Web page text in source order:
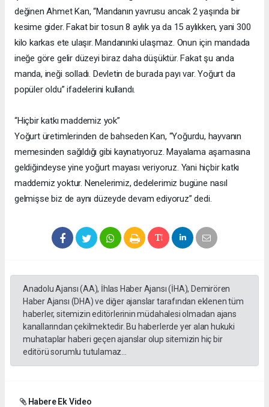
değinen Ahmet Kan, “Mandanın yavrusu ancak 2 yaşında bir
kesime gider. Fakat bir tosun 8 aylık ya da 15 aylıkken, yani 300
kilo karkas ete ulaşır. Mandanınki ulaşmaz. Onun için mandada
ineğe göre gelir düzeyi biraz daha düşüktür. Fakat şu anda
manda, ineği solladı. Devletin de burada payı var. Yoğurt da
popüler oldu” ifadelerini kullandı.
“Hiçbir katkı maddemiz yok”
Yoğurt üretimlerinden de bahseden Kan, “Yoğurdu, hayvanın
memesinden sağıldığı gibi kaynatıyoruz. Mayalama aşamasına
geldiğindeyse yine yoğurt mayası veriyoruz. Yani hiçbir katkı
maddemiz yoktur. Nenelerimiz, dedelerimiz bugüne nasıl
gelmişse biz de aynı düzeyde devam ediyoruz” dedi.
Anadolu Ajansı (AA), İhlas Haber Ajansı (İHA), Demirören
Haber Ajansı (DHA) ve diğer ajanslar tarafından eklenen tüm
haberler, sitemizin editörlerinin müdahalesi olmadan ajans
kanallarından çekilmektedir. Bu haberlerde yer alan hukuki
muhataplar haberi geçen ajanslar olup sitemizin hiç bir
editörü sorumlu tutulamaz...
Habere Ek Video